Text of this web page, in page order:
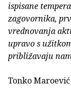
ispisane
zagovornika,
vrednovanja
upravo s
približavaju
Tonko Maroević